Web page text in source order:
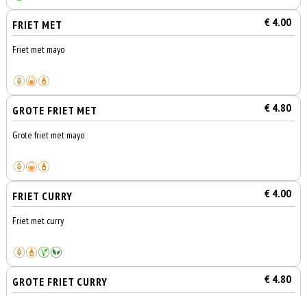
FRIET MET € 4.00
Friet met mayo
GROTE FRIET MET € 4.80
Grote friet met mayo
FRIET CURRY € 4.00
Friet met curry
GROTE FRIET CURRY € 4.80